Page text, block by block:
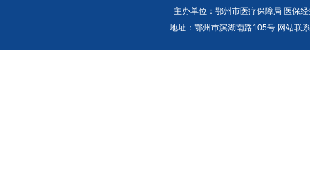
主办单位：鄂州市医疗保障局 医保
地址：鄂州市滨湖南路105号 网站